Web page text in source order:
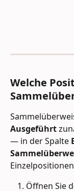
Welche
Ausgeführt
— in der Spalte
Öffnen Sie